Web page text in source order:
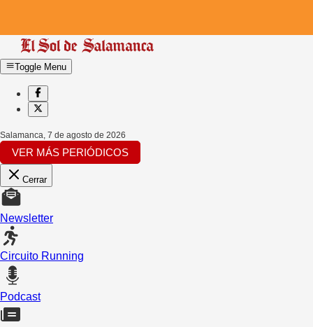
Toggle Menu
Salamanca, 7 de agosto de 2026
VER MÁS PERIÓDICOS
Cerrar
Newsletter
Circuito Running
Podcast